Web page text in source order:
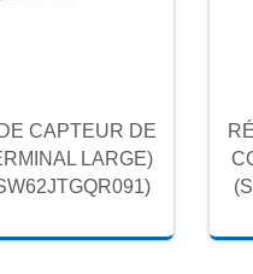
CAPTEUR DE
LARGE)